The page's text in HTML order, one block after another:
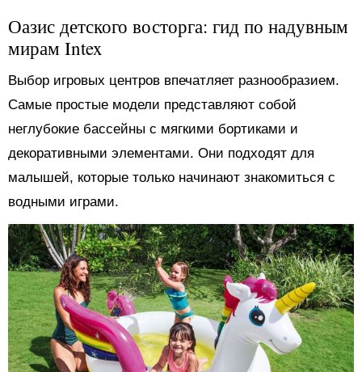
Оазис детского восторга: гид по надувным
мирам Intex
Выбор игровых центров впечатляет разнообразием.
Самые простые модели представляют собой
неглубокие бассейны с мягкими бортиками и
декоративными элементами. Они подходят для
малышей, которые только начинают знакомиться с
водными играми.